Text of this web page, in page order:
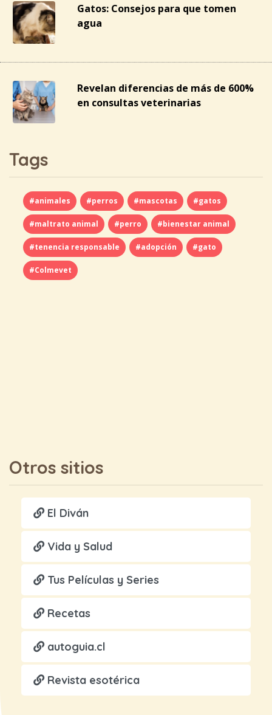
Gatos: Consejos para que tomen
agua
Revelan diferencias de más de 600%
en consultas veterinarias
Tags
#animales #perros #mascotas #gatos
#maltrato animal #perro #bienestar animal
#tenencia responsable #adopción #gato
#Colmevet
Otros sitios
El Diván
Vida y Salud
Tus Películas y Series
Recetas
autoguia.cl
Revista esotérica